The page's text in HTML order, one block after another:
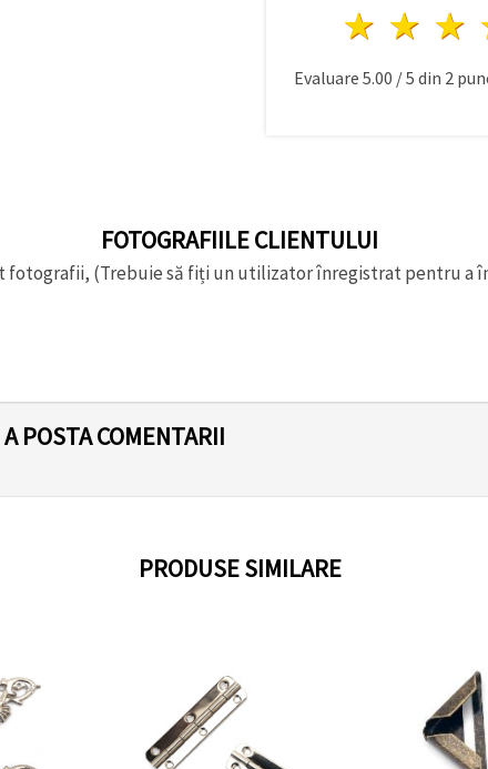
2
1 stea
Evaluare 5.00 /5 din 2
FOTOGRAFIILE CLIENTULUI
fotografii, (Trebuie să fiți un utilizator înregistrat pentru a
POSTA COMENTARII
PRODUSE SIMILARE